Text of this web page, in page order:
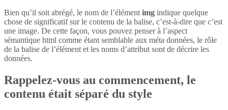
Bien qu’il soit abrégé, le nom de l’élément img indique quelque
chose de significatif sur le contenu de la balise, c’est-à-dire que c’est
une image. De cette façon, vous pouvez penser à l’aspect
sémantique html comme étant semblable aux méta données, le rôle
de la balise de l’élément et les noms d’attribut sont de décrire les
données.
Rappelez-vous au commencement, le
contenu était séparé du style